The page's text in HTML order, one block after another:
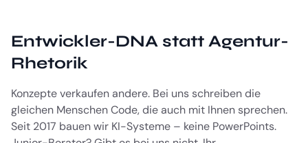
Entwickler-DNA statt Agentur-
Rhetorik
Konzepte verkaufen andere. Bei uns schreiben die
gleichen Menschen Code, die auch mit Ihnen sprechen.
Seit 2017 bauen wir KI-Systeme – keine PowerPoints.